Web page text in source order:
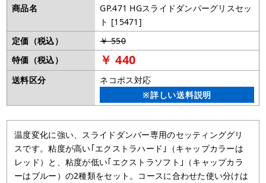
商品名
GP.471 HGスライドダンパーグリスセッ
ト [15471]
定価（税込）
￥ 550
特価（税込）
￥ 440
送料区分
ネコポス対応
※詳しい送料説明
温度変化に強い、スライドダンパー専用のセッティンググリ
スです。粘度が高い｢エクストラハード｣（キャップカラーは
レッド）と、粘度が低い｢エクストラソフト｣（キャップカラ
ーはブルー）の2種類をセット。コースに合わせた使い分けは